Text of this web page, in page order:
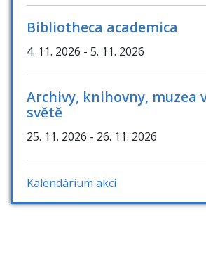
Bibliotheca academica
4. 11. 2026 - 5. 11. 2026
Archivy, knihovny, muzea
světě
25. 11. 2026 - 26. 11. 2026
Kalendárium akcí